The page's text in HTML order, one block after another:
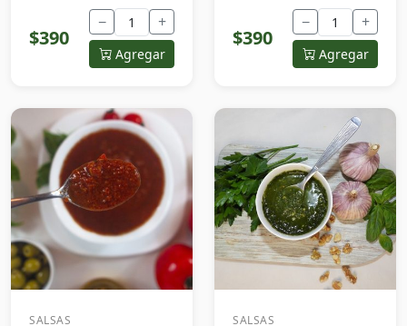
$390
− +
Agregar
$390
− +
Agregar
SALSAS SALSAS